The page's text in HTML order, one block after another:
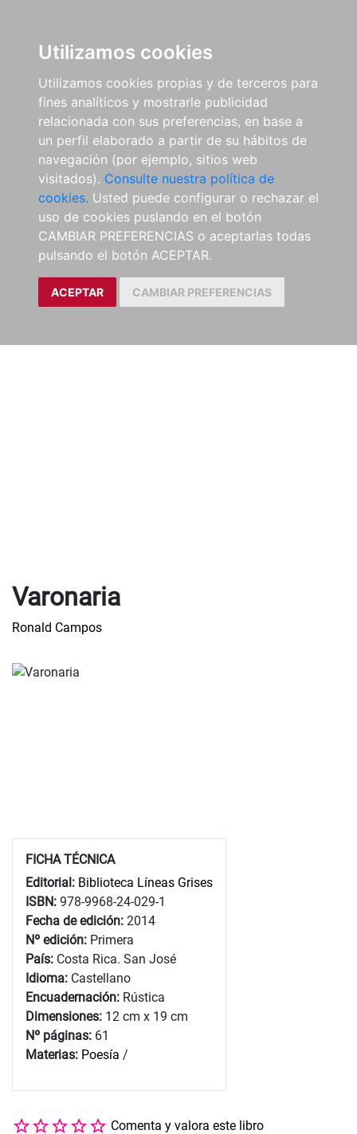
Utilizamos cookies
Utilizamos cookies propias y de terceros para
fines analíticos y mostrarle publicidad
relacionada con sus preferencias, en base a
un perfil elaborado a partir de su hábitos de
navegación (por ejemplo, sitios web
visitados). Consulte nuestra política de
cookies. Usted puede configurar o rechazar el
uso de cookies puslando en el botón
CAMBIAR PREFERENCIAS o aceptarlas todas
pulsando el botón ACEPTAR.
ACEPTAR CAMBIAR PREFERENCIAS
Varonaria
Ronald Campos
FICHA TÉCNICA
Editorial: Biblioteca Líneas Grises
ISBN: 978-9968-24-029-1
Fecha de edición: 2014
Nº edición: Primera
País: Costa Rica. San José
Idioma: Castellano
Encuadernación: Rústica
Dimensiones: 12 cm x 19 cm
Nº páginas: 61
Materias: Poesía /
Comenta y valora este libro